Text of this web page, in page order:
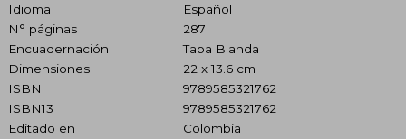
Idioma
Español
N° páginas
287
Encuadernación
Tapa Blanda
Dimensiones
22 x 13.6 cm
ISBN
9789585321762
ISBN13
9789585321762
Editado en
Colombia